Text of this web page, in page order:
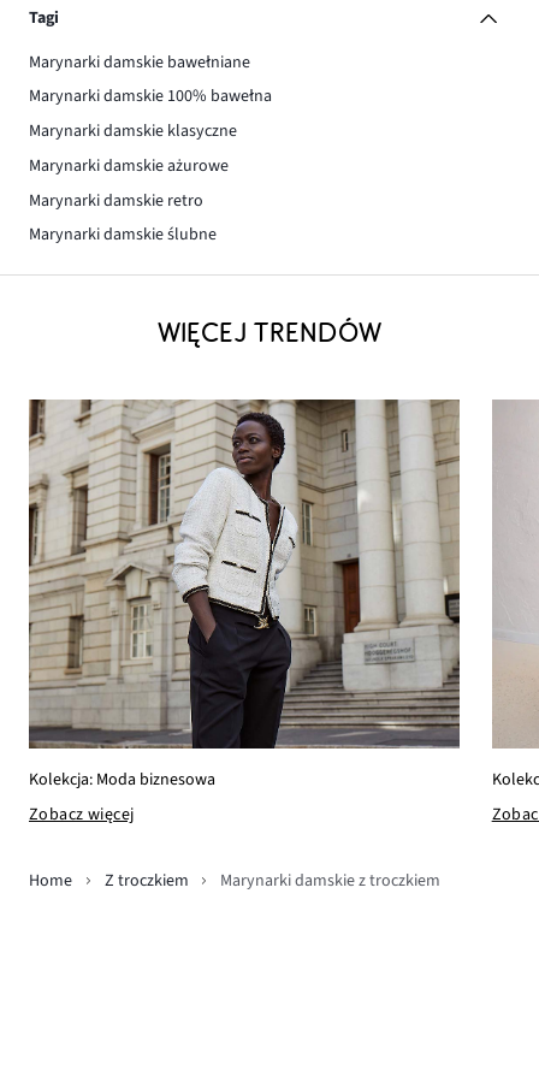
Tagi
Marynarki damskie bawełniane
Marynarki damskie 100% bawełna
Marynarki damskie klasyczne
Marynarki damskie ażurowe
Marynarki damskie retro
Marynarki damskie ślubne
WIĘCEJ TRENDÓW
Kolekcja: Moda biznesowa
Zobacz więcej
Home Z troczkiem Marynarki damskie z troczkiem